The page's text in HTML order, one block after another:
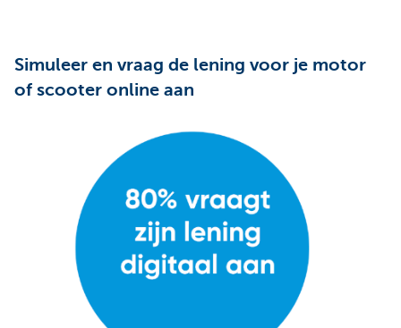
Simuleer en vraag de lening voor je motor
of scooter online aan